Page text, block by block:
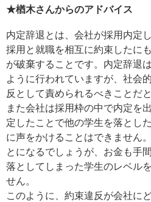
★楢木さんからのアドバイス
内定辞退とは、会社が採用内定
採用と就職を相互に約束したに
が破棄することです。内定辞退
ように行われていますが、社会
反として責められるべきことだ
また会社は採用枠の中で内定を
定したことで他の学生を落とし
に声をかけることはできません
とになるでしょうが、お金も手
落としてしまった学生のレベル
せん。
このように、約束違反が会社に